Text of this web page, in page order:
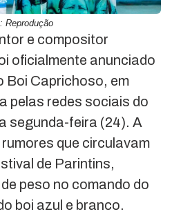
Reprodução
e compositor
oficialmente anunciado
Boi Caprichoso, em
pelas redes sociais do
segunda-feira (24). A
que circulavam
de Parintins,
peso no comando do
boi azul e branco.